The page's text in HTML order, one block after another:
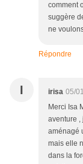
comment
suggère
ne
Répondre
I irisa 05/
Merci Isa
aventure ,
aménagé
mais elle
dans la